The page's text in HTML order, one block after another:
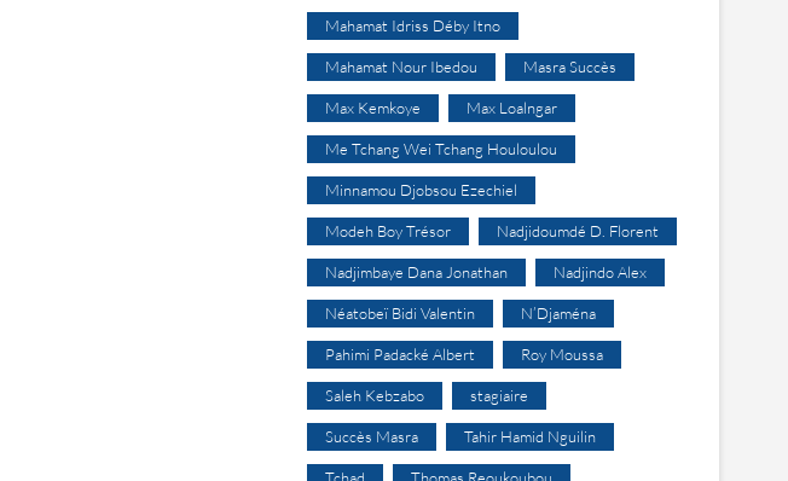
Mahamat Idriss Déby Itno
Mahamat Nour Ibedou Masra Succès
Max Kemkoye Max Loalngar
Me Tchang Wei Tchang Houloulou
Minnamou Djobsou Ezechiel
Modeh Boy Trésor Nadjidoumdé D. Florent
Nadjimbaye Dana Jonathan Nadjindo Alex
Néatobeï Bidi Valentin N’Djaména
Pahimi Padacké Albert Roy Moussa
Saleh Kebzabo stagiaire
Succès Masra Tahir Hamid Nguilin